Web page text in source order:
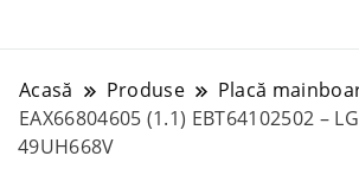
Acasă Produse
Placă
EAX66804605 (1.1) EBT64102502 –
49UH668V